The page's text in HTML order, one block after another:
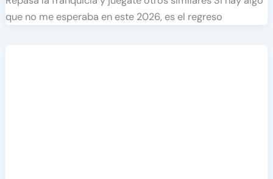
que no me esperaba en este 2026, es el regreso